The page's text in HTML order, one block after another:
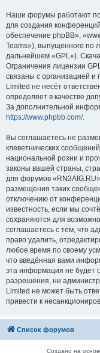
Наши форумы работают
для создания
обеспечение phpBB»,
Teams»), выпущенного по
дальнейшем «GPL»).
Ограничения лицензии
связаны с организацией
Limited не несёт
определяет в качестве
За дополнительной
https://www.phpbb.com/.
Вы соглашаетесь не
клеветнических
национальной розни и
законы вашей страны,
для форумов
размещения таких
отключению от
известность, если мы
сохраняются для
соглашаетесь с тем, что
право удалить,
любое время по своему
что введённая вами
эта информация не будет
разрешения, ни
Limited не может быть
привести к
Список форумов
Создано на